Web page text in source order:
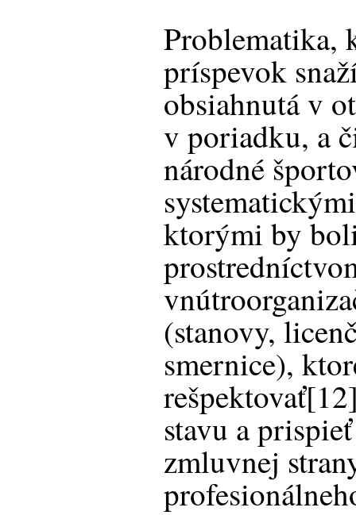
Problematika,
príspevok
obsiahnutá v
v poriadku, a
národné
ktorými by
(stanovy,
smernice),
stavu a
zmluvnej